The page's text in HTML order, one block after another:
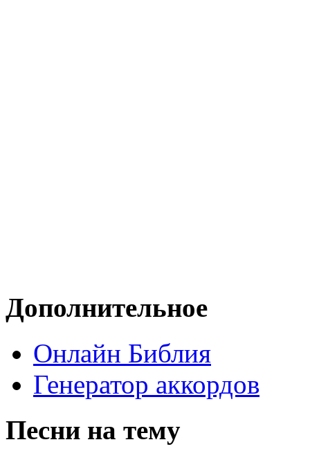
Дополнительное
Онлайн Библия
Генератор аккордов
Песни на тему